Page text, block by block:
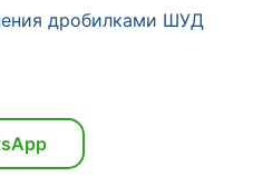
дробилками ШУД